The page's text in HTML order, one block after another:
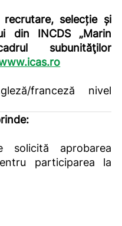
recrutare, selecție și
din INCDS „Marin
subunităţilor
franceză nivel
aprobarea
participarea la